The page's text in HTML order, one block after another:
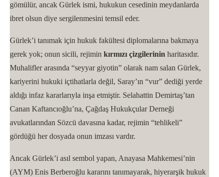
gömülür, ancak Gürlek ismi, hukukun cesedinin meydanlarda
ibret olsun diye sergilenmesini temsil eder.
Gürlek’i tanımak için hukuk fakültesi diplomalarına bakmaya
gerek yok; onun sicili, rejimin kırmızı çizgilerinin haritasıdır.
Muhalifler arasında “seyyar giyotin” olarak nam salan Gürlek,
kariyerini hukuki içtihatlarla değil, Saray’ın “vur” dediği yerde
aldığı infaz kararlarıyla inşa etmiştir. Selahattin Demirtaş’tan
Canan Kaftancıoğlu’na, Çağdaş Hukukçular Derneği
avukatlarından Sözcü davasına kadar, rejimin “tehlikeli”
gördüğü her dosyada onun imzası vardır.
Ancak Gürlek’i asıl sembol yapan, Anayasa Mahkemesi’nin
(AYM) Enis Berberoğlu kararını tanımayarak, hiyerarşik hukuk